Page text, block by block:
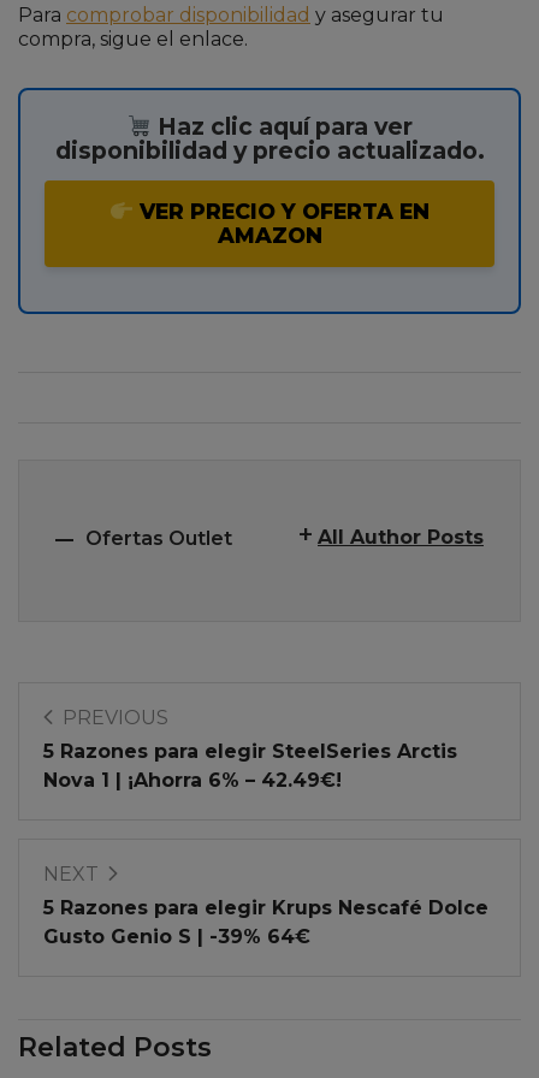
Para comprobar disponibilidad y asegurar tu
compra, sigue el enlace.
Haz clic aquí para ver
disponibilidad y precio actualizado.
VER PRECIO Y OFERTA EN
AMAZON
Ofertas Outlet All Author Posts
PREVIOUS
5 Razones para elegir SteelSeries Arctis
Nova 1 | ¡Ahorra 6% – 42.49€!
NEXT
5 Razones para elegir Krups Nescafé Dolce
Gusto Genio S | -39% 64€
Related Posts